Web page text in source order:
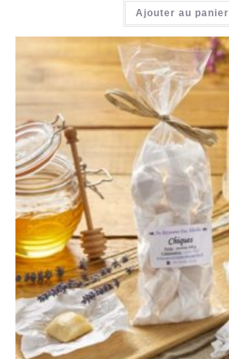
Ajouter au panier